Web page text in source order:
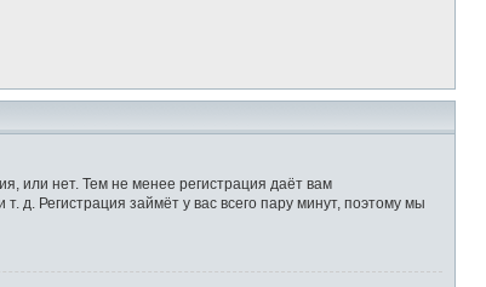
или нет. Тем не менее регистрация даёт вам
Регистрация займёт у вас всего пару минут, поэтому мы